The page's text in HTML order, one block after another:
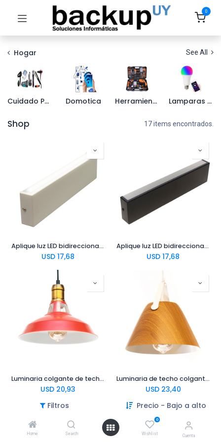
Filtros Precio - Bajo a alto
Home Search
0
Wishlist Cuenta
0
Hogar See All
Cuidado Personal Domotica Herramientas Lamparas smart
Shop 17 items encontrados.
Aplique luz LED bidireccional para pared 36cm x 8cm H=3cm blanco
USD 17,68
Aplique luz LED bidireccional para pared 36cm x 8cm H=3cm negro
USD 17,68
Luminaria colgante de techo vintage terracota 27x17cm
USD 20,93
Luminaria de techo colgante sashimi madera 25x22cm
USD 23,40